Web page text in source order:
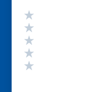
Valutazione